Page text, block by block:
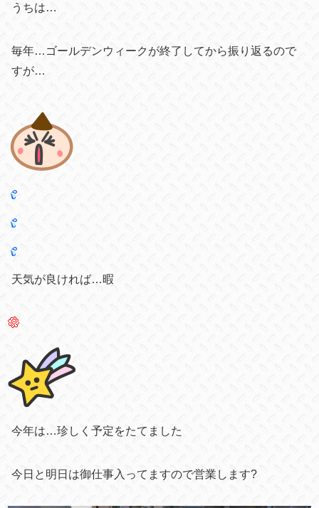
うちは…
毎年…ゴールデンウィークが終了してから振り返るので
すが…
天気が良ければ…暇
今年は…珍しく予定をたてました
今日と明日は御仕事入ってますので営業します?